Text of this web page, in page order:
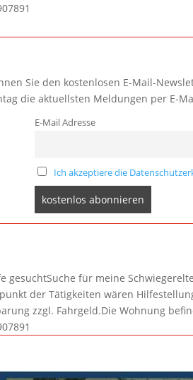
Sie den kostenlosen E-Mail-
die aktuellsten Meldungen per E-
E-Mail Adresse
Ich akzeptiere die
gesuchtSuche für meine
der Tätigkeiten wären
zzgl. Fahrgeld.Die Wohnung